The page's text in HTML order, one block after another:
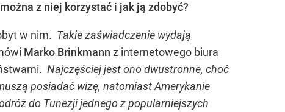
z niej korzystać i jak ją zdobyć?
w nim. Takie zaświadczenie wydają
Marko Brinkmann z internetowego biura
Najczęściej jest ono dwustronne, choć
posiadać wizę, natomiast Amerykanie
do Tunezji jednego z popularniejszych